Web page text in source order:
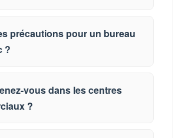
précautions pour un bureau
?
vous dans les centres
?